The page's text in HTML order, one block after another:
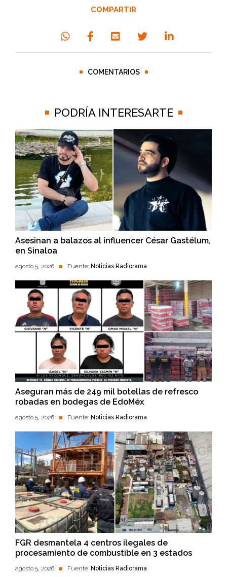
COMPARTIR
COMENTARIOS
PODRÍA INTERESARTE
Asesinan a balazos al influencer César Gastélum,
en Sinaloa
agosto 5, 2026 Fuente: Noticias Radiorama
Aseguran más de 249 mil botellas de refresco
robadas en bodegas de EdoMéx
agosto 5, 2026 Fuente: Noticias Radiorama
FGR desmantela 4 centros ilegales de
procesamiento de combustible en 3 estados
agosto 5, 2026 Fuente: Noticias Radiorama